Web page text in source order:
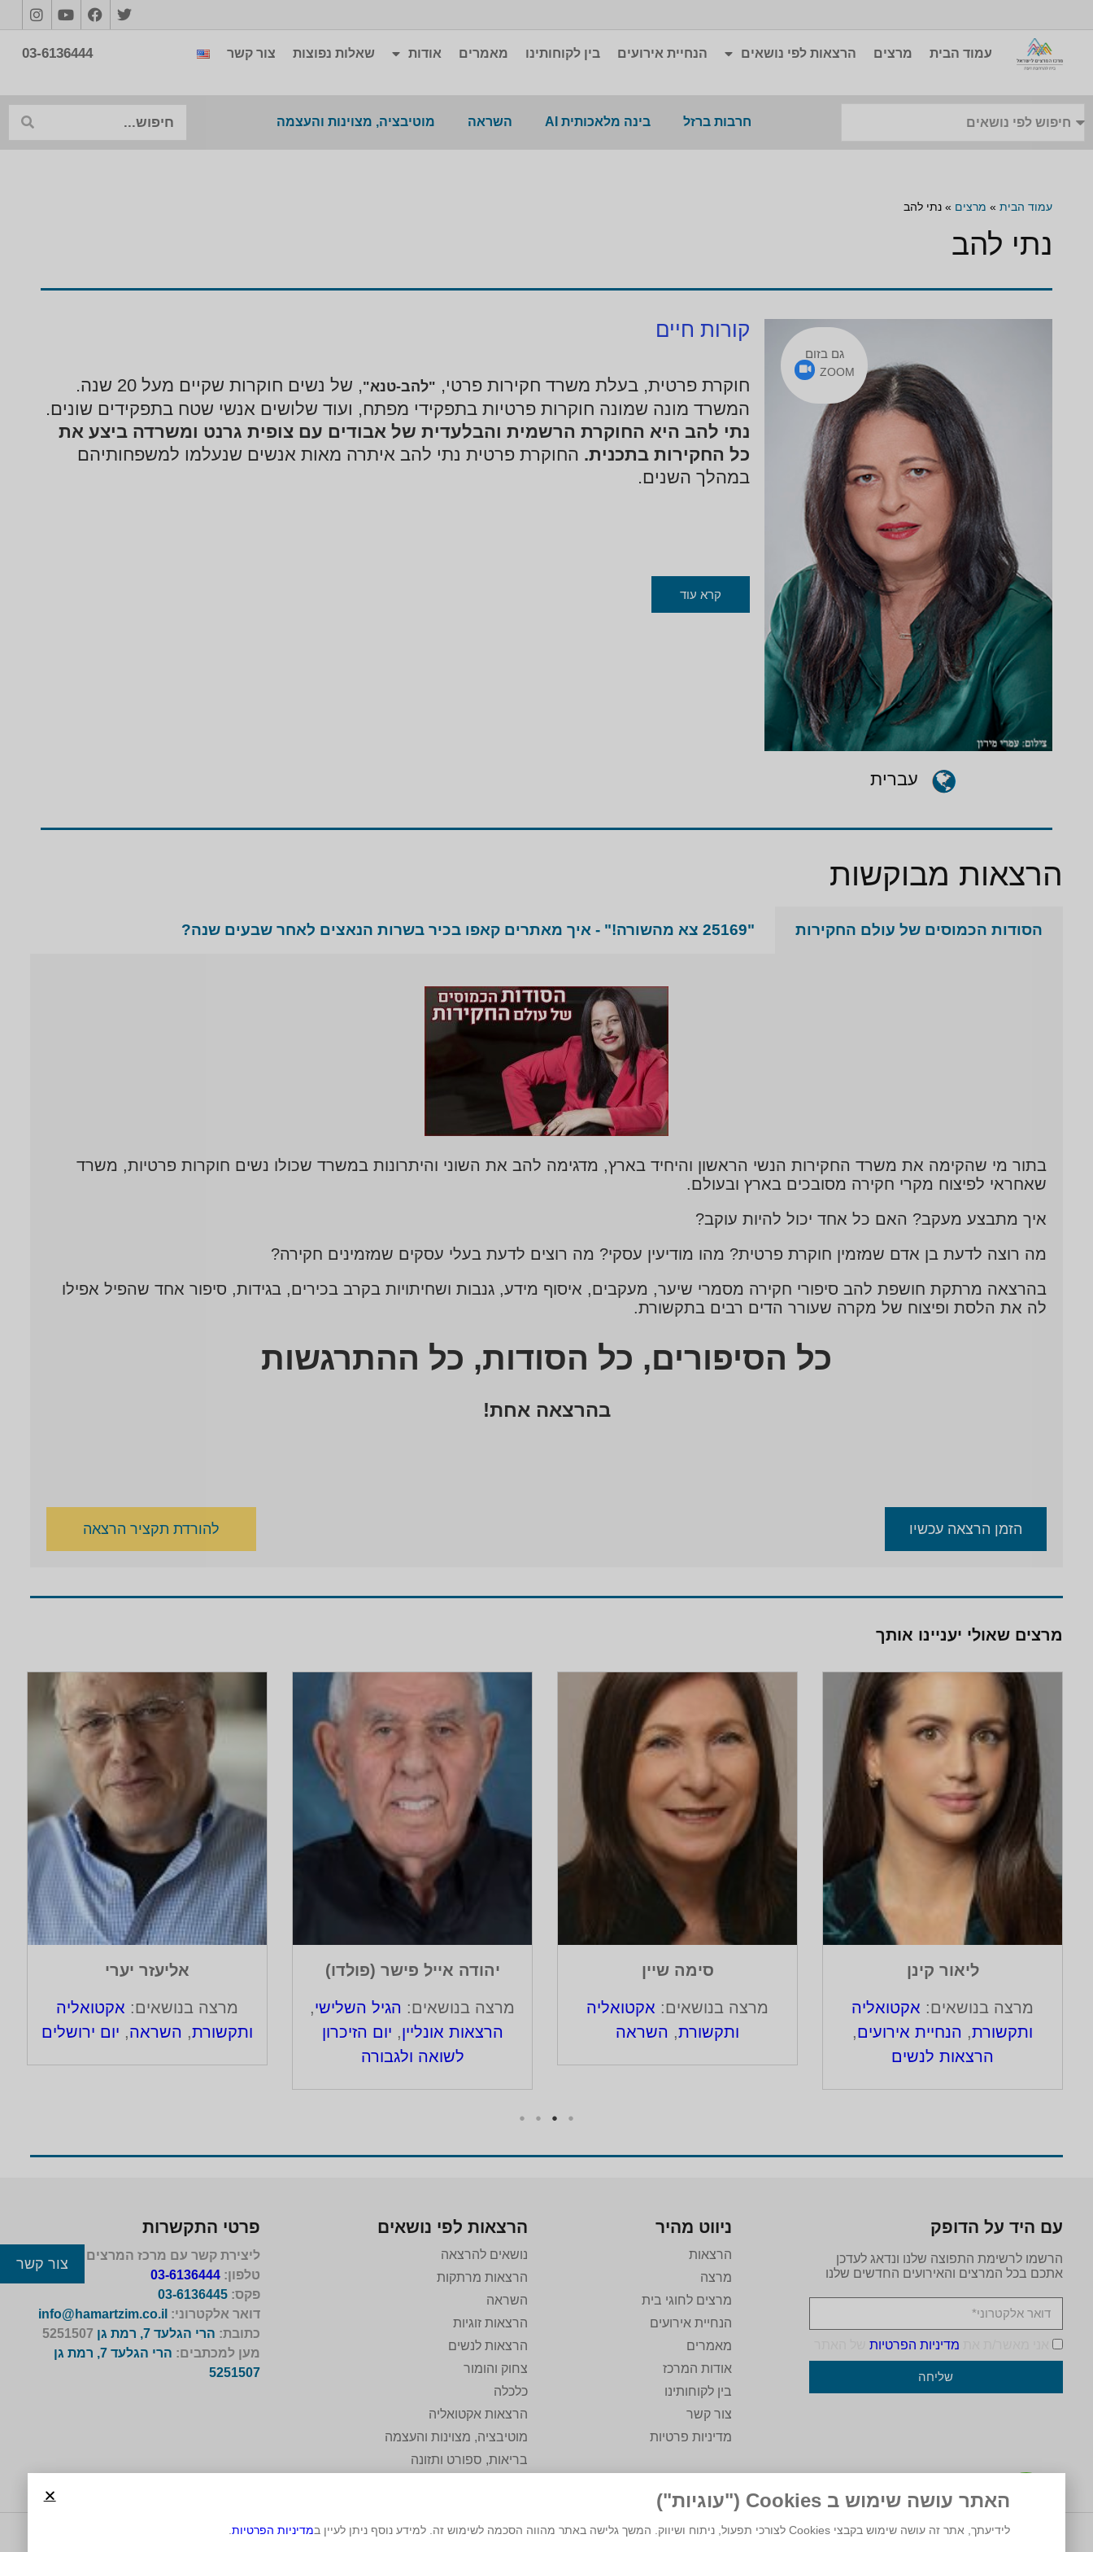
עמוד הבית מרצים הרצאות לפי נושאים הנחיית אירועים בין לקוחותינו מאמרים אודות שאלות נפוצות צור קשר 03-6136444
חרבות ברזל בינה מלאכותית AI השראה מוטיבציה, מצוינות והעצמה
עמוד הבית » מרצים »נתי להב
נתי להב
גם בזום
ZOOM
עברית
קורות חיים
חוקרת פרטית, בעלת משרד חקירות פרטי, "להב-טנא"
, של נשים חוקרות שקיים מעל 20 שנה.
המשרד מונה שמונה חוקרות פרטיות בתפקידי מפתח, ועוד שלושים אנשי שטח בתפקידים שונים.
נתי להב היא החוקרת הרשמית והבלעדית של אבודים עם צופית גרנט ומשרדה ביצע את
כל החקירות בתכנית. החוקרת פרטית נתי להב איתרה מאות אנשים שנעלמו למשפחותיהם
במהלך השנים.
קרא עוד
הרצאות מבוקשות
הסודות הכמוסים של עולם החקירות "25169 צא מהשורה!" - איך מאתרים קאפו בכיר בשרות הנאצים לאחר שבעים שנה?
בתור מי שהקימה את משרד החקירות הנשי הראשון והיחיד בארץ, מדגימה להב את השוני והיתרונות במשרד שכולו נשים חוקרות פרטיות, משרד
שאחראי לפיצוח מקרי חקירה מסובכים בארץ ובעולם.
איך מתבצע מעקב? האם כל אחד יכול להיות עוקב?
מה רוצה לדעת בן אדם שמזמין חוקרת פרטית? מהו מודיעין עסקי? מה רוצים לדעת בעלי עסקים שמזמינים חקירה?
בהרצאה מרתקת חושפת להב סיפורי חקירה מסמרי שיער, מעקבים, איסוף מידע, גנבות ושחיתויות בקרב בכירים, בגידות, סיפור אחד שהפיל אפילו
לה את הלסת ופיצוח של מקרה שעורר הדים רבים בתקשורת.
כל הסיפורים, כל הסודות, כל ההתרגשות
בהרצאה אחת!
הזמן הרצאה עכשיו להורדת תקציר הרצאה
מרצים שאולי יעניינו אותך
אליעזר יערי
מרצה בנושאים: אקטואליה
ותקשורת, השראה, יום ירושלים
יהודה אייל פישר (פולדו)
מרצה בנושאים: הגיל השלישי,
הרצאות אונליין, יום הזיכרון
לשואה ולגבורה
סימה שיין
מרצה בנושאים: אקטואליה
ותקשורת, השראה
ליאור קינן
מרצה בנושאים: אקטואליה
ותקשורת, הנחיית אירועים,
הרצאות לנשים
עם היד על הדופק
הרשמו לרשימת התפוצה שלנו ונדאג לעדכן
אתכם בכל המרצים והאירועים החדשים שלנו
מדיניות הפרטיותשל האתר
שליחה
ניווט מהיר
הרצאות
מרצה
מרצים לחוגי בית
הנחיית אירועים
מאמרים
אודות המרכז
בין לקוחותינו
צור קשר
מדיניות פרטיות
הרצאות לפי נושאים
נושאים להרצאה
הרצאות מרתקות
השראה
הרצאות זוגיות
הרצאות לנשים
צחוק והומור
כלכלה
הרצאות אקטואליה
מוטיבציה, מצוינות והעצמה
בריאות, ספורט ותזונה
פרטי התקשרות
ליצירת קשר עם מרכז המרצים לישראל
טלפון:03-6136444
פקס:03-6136445
דואר אלקטרוני: info@hamartzim.co.il
כתובת: הרי הגלעד 7, רמת גן
מען למכתבים:
הרי הגלעד 7, רמת גן
5251507
צור קשר
האתר עושה שימוש ב Cookies ("עוגיות")
לידיעתך, אתר זה עושה שימוש בקבצי Cookies לצורכי תפעול, ניתוח ושיווק. המשך גלישה באתר מהווה הסכמה לשימוש זה. למידע נוסף ניתן לעיין ב מדיניות הפרטיות.